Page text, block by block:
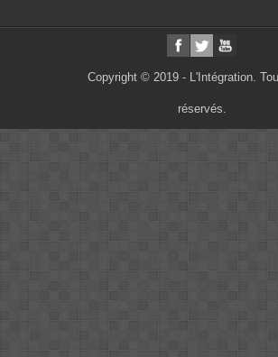
Copyright © 2019 - L'Intégration.
réservés.